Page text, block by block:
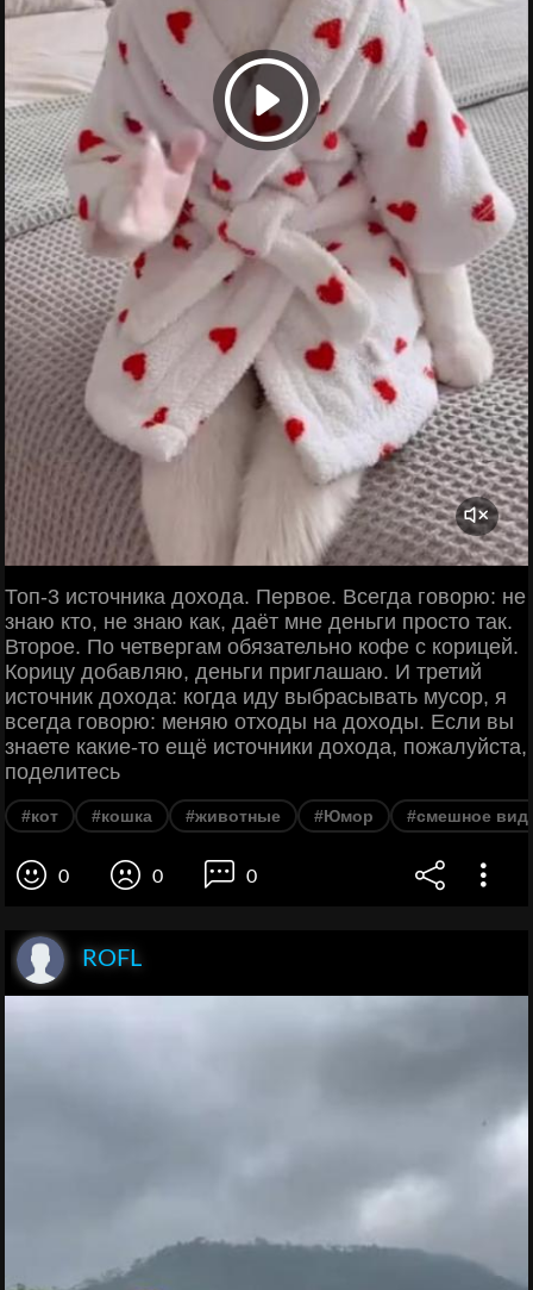
Топ-3 источника дохода. Первое. Всегда говорю: не
знаю кто, не знаю как, даёт мне деньги просто так.
Второе. По четвергам обязательно кофе с корицей.
Корицу добавляю, деньги приглашаю. И третий
источник дохода: когда иду выбрасывать мусор, я
всегда говорю: меняю отходы на доходы. Если вы
знаете какие-то ещё источники дохода, пожалуйста,
поделитесь
#кот #кошка #животные #Юмор #смешное
0 0 0
ROFL